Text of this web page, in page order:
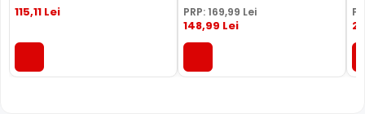
Camera EZVIZ CS-TY1-B0-1G2WF are un filtru IR Mecanic
autoretractabil ce filtreaza lumina in infrarosu pe timpul
culorilor, iar pe timpul noptii acesta este retras pentru a
115,11 Lei
PRP: 169,99 Lei
148,99 Lei